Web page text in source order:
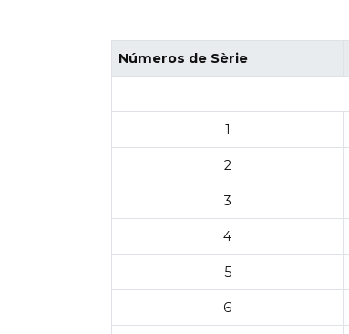
Números de Sèrie
1
2
3
4
5
6